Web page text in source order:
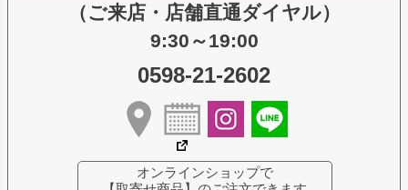
（ご来店・店舗直通ダイヤル）
9:30～19:00
0598-21-2602
オンラインショップで